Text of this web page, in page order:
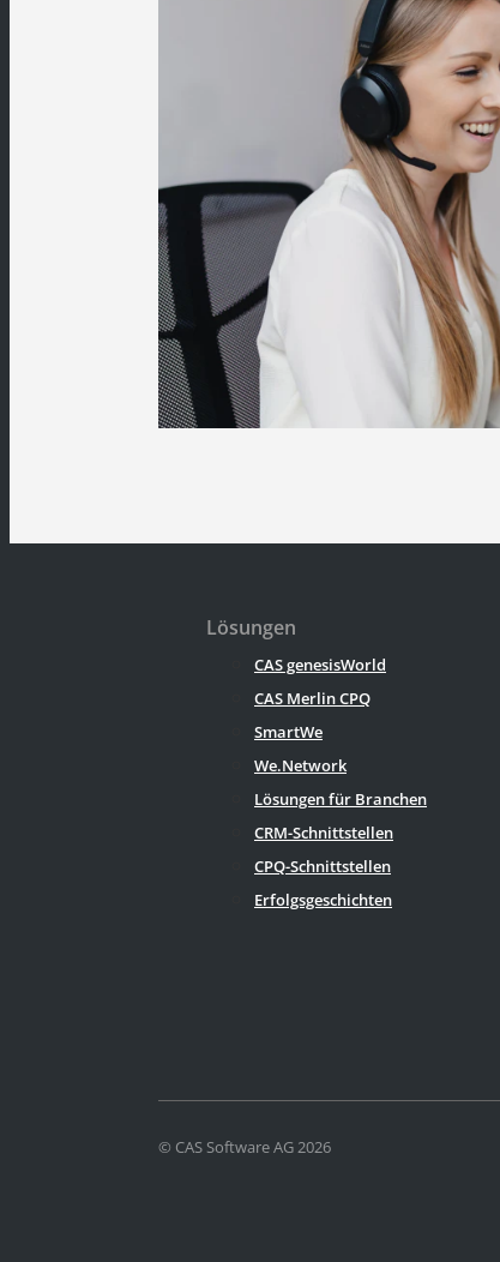
Lösungen
CAS genesisWorld
CAS Merlin CPQ
SmartWe
We.Network
Lösungen für Branchen
CRM-Schnittstellen
CPQ-Schnittstellen
Erfolgsgeschichten
© CAS Software AG 2026